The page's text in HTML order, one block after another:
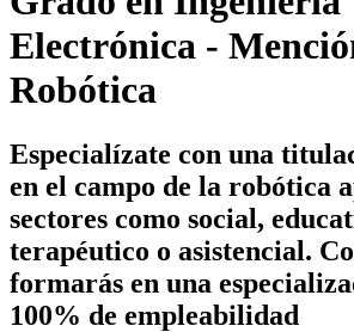
Electrónica -
Robótica
Especialízate con una
en el campo de la robótica
sectores como social,
terapéutico o asistencial.
formarás en una
100% de empleabilidad